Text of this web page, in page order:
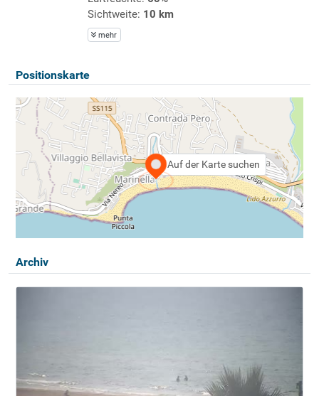
Sichtweite: 10 km
mehr
Positionskarte
Auf der Karte suchen
Archiv